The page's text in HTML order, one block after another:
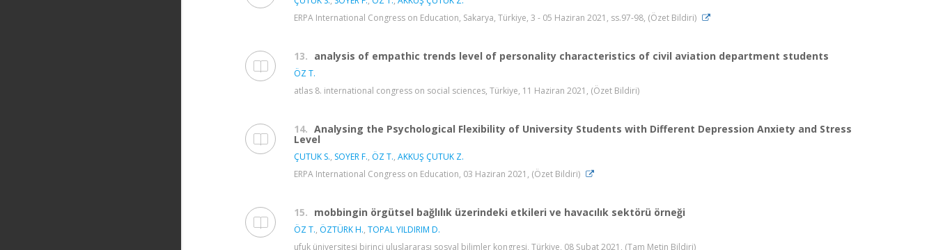
ERPA International Congress on Education, Sakarya, Türkiye, 3 - 05 Haziran 2021, ss.97-98, (Özet Bildiri)
13. analysis of empathic trends level of personality characteristics of civil aviation department students
ÖZ T.
atlas 8. international congress on social sciences, Türkiye, 11 Haziran 2021, (Özet Bildiri)
14. Analysing the Psychological Flexibility of University Students with Different Depression Anxiety and Stress
Level
ÇUTUK S., SOYER F., ÖZ T., AKKUŞ ÇUTUK Z.
ERPA International Congress on Education, 03 Haziran 2021, (Özet Bildiri)
15. mobbingin örgütsel bağlılık üzerindeki etkileri ve havacılık sektörü örneği
ÖZ T., ÖZTÜRK H., TOPAL YILDIRIM D.
ufuk üniversitesi birinci uluslararası sosyal bilimler kongresi, Türkiye, 08 Şubat 2021, (Tam Metin Bildiri)